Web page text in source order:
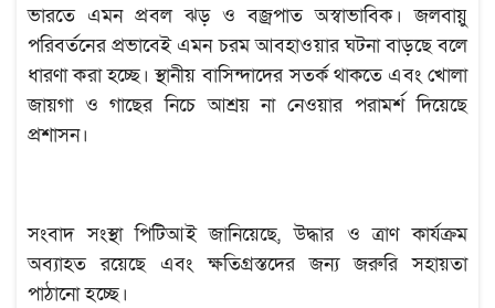
ভারতে এমন প্রবল ঝড় ও বজ্রপাত অস্বাভাবিক। জলবায়ু
পরিবর্তনের প্রভাবেই এমন চরম আবহাওয়ার ঘটনা বাড়ছে বলে
ধারণা করা হচ্ছে। স্থানীয় বাসিন্দাদের সতর্ক থাকতে এবং খোলা
জায়গা ও গাছের নিচে আশ্রয় না নেওয়ার পরামর্শ দিয়েছে
প্রশাসন।
সংবাদ সংস্থা পিটিআই জানিয়েছে, উদ্ধার ও ত্রাণ কার্যক্রম
অব্যাহত রয়েছে এবং ক্ষতিগ্রস্তদের জন্য জরুরি সহায়তা
পাঠানো হচ্ছে।